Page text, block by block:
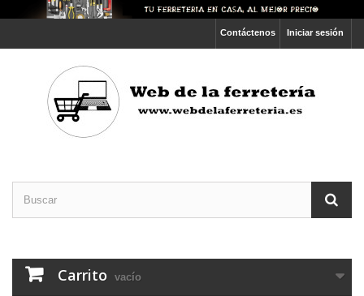
Iniciar sesión
Contáctenos
Carrito vacío